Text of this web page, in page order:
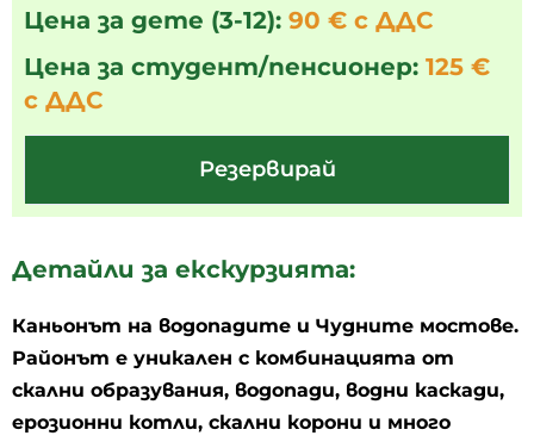
Цена за дете (3-12): 90 € с ДДС
Цена за студент/пенсионер: 125 €
с ДДС
Резервирай
Детайли за екскурзията:
Каньонът на водопадите и Чудните мостове.
Районът е уникален с комбинацията от
скални образувания, водопади, водни каскади,
ерозионни котли, скални корони и много